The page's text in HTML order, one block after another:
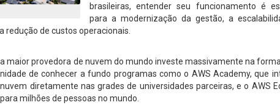
brasileiras, entender seu funcionamento é
para a modernização da gestão, a
de custos operacionais.
maior provedora de nuvem do mundo investe massivamente na
de conhecer a fundo programas como o AWS Academy, que
diretamente nas grades de universidades parceiras, e o AWS
milhões de pessoas no mundo.